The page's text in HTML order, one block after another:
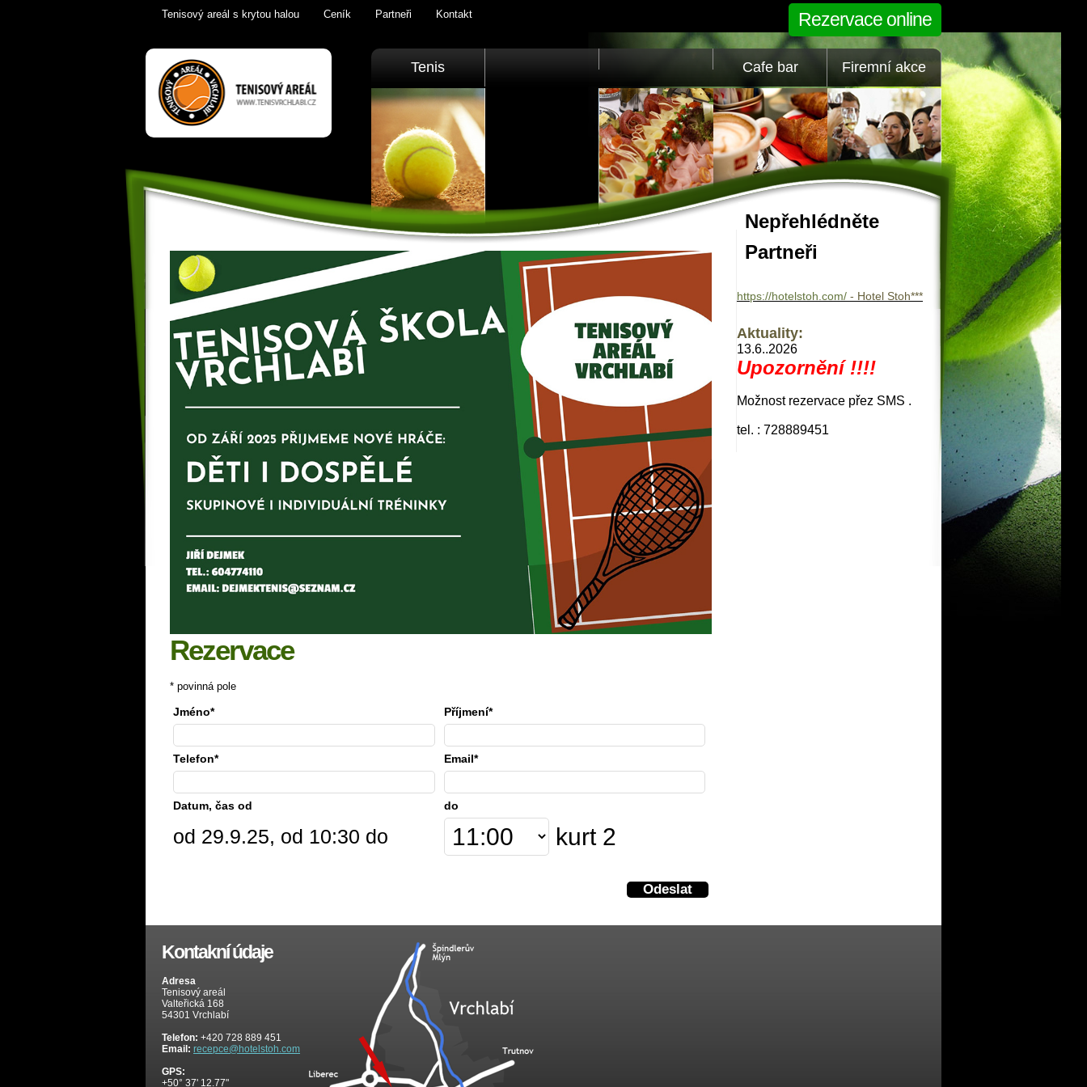
Tenisový areál s krytou halou Ceník Partneři Kontakt Rezervace online
Tenis Vrchlabí
golfový trenažér,
sauna,
KrkonošeTenis
Tenis Cafe bar Firemní akce
Rezervace
* povinná pole
Jméno* Příjmení*
Telefon* Email*
Datum, čas od do
od 29.9.25, od 10:30 do kurt 2
Nepřehlédněte
Partneři
https://hotelstoh.com/ - Hotel Stoh***
Aktuality:
13.6..2026
Upozornění !!!!
Možnost rezervace přez SMS .
tel. : 728889451
Kontakní údaje
Adresa
Tenisový areál
Valteřická 168
54301 Vrchlabí
Telefon: +420 728 889 451
Email: recepce@hotelstoh.com
GPS:
+50° 37' 12.77"